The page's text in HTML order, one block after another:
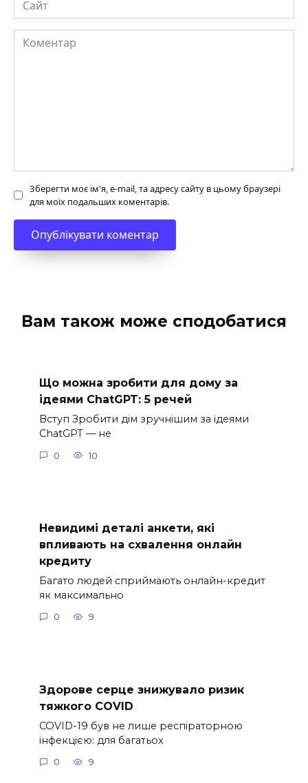
Коментар
Зберегти моє ім'я, e-mail, та адресу сайту в цьому браузері
для моїх подальших коментарів.
Вам також може сподобатися
Що можна зробити для дому за
ідеями ChatGPT: 5 речей
Вступ Зробити дім зручнішим за ідеями
ChatGPT — не
0 10
Невидимі деталі анкети, які
впливають на схвалення онлайн
кредиту
Багато людей сприймають онлайн-кредит
як максимально
0 9
Здорове серце знижувало ризик
тяжкого COVID
COVID-19 був не лише респіраторною
інфекцією: для багатьох
0 9